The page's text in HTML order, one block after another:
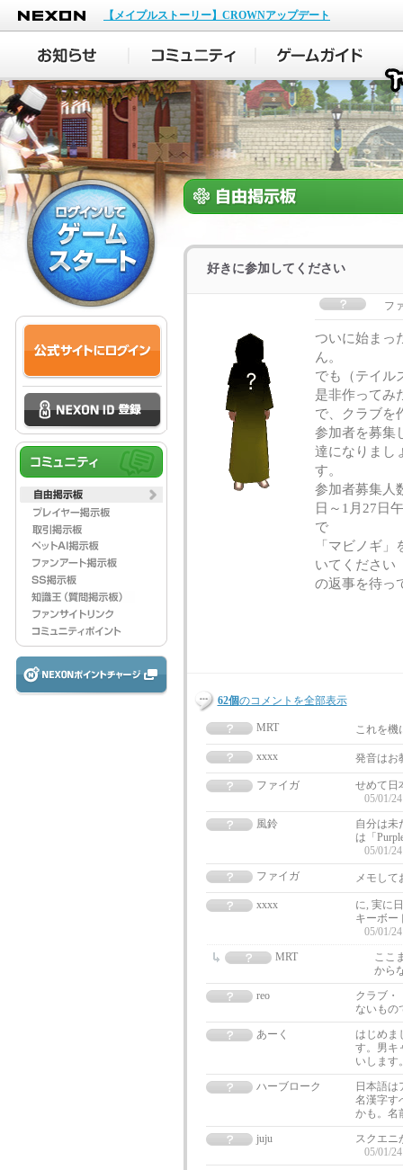
NEXON
【メイプルストーリー】CROWNアップデート
好きに参加してください
フ
ついに始まっ
でも（テイル
是非
で、クラブを
参加者を
達になりまし
参加者募
日～1月27日
で
「マビノギ
いて
の返事を待っ
62個のコメントを全部表示
MRT これを機
xxxx 発音はお
ファイガ
せめて日
05/01/
風鈴
自分は未
は「
05/01/
ファイガ
メモし
xxxx
に, 実に
キーボー
05/01/
MRT
ここ
から
reo
クラブ・
ないもの
あーく
はじめま
す。男キ
いします
ハーブローク
日本語
名漢字す
かも。名
juju
スクエニ
05/01/